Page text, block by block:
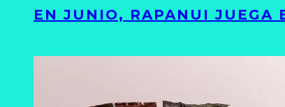
EN JUNIO, RAPANUI JUEGA